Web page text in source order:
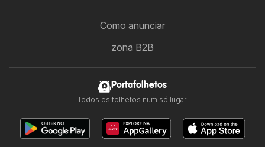
Como anunciar
zona B2B
Portafolhetos
Todos os folhetos num só lugar.